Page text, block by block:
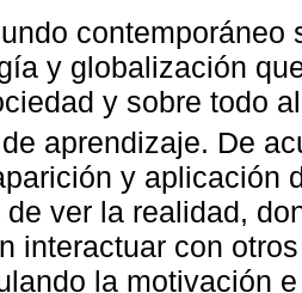
y globalización
y sobre todo
aprendizaje. De
y aplicación
de ver la realidad,
interactuar con
la motivación